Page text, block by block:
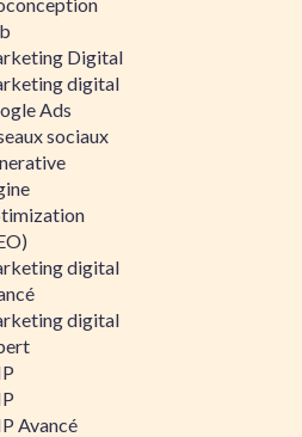
Digital
digital
Ads
sociaux
digital
digital
Avancé